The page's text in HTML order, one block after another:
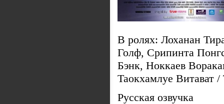
В ролях: Лоханан
Голф, Срипинта
Бэнк, Ноккаев
Таокхамлуе Витават
Русская озвучка